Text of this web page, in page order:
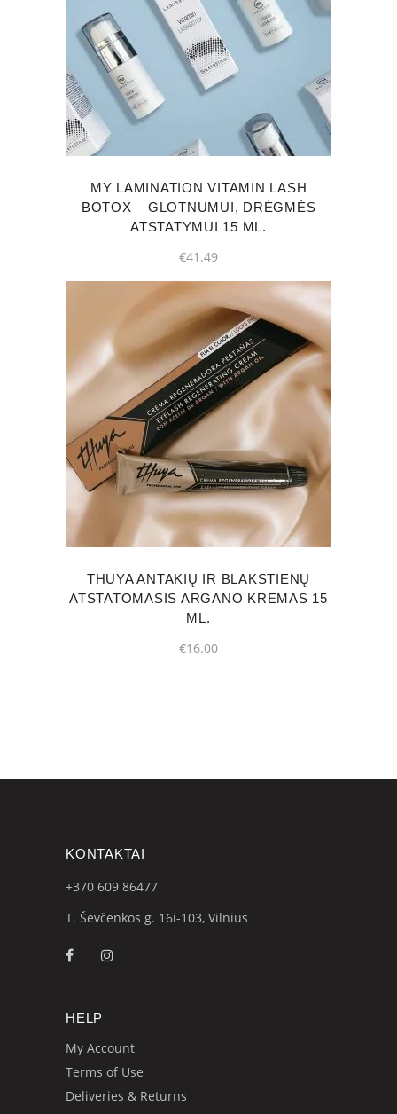
MY LAMINATION VITAMIN LASH
BOTOX – GLOTNUMUI, DRĖGMĖS
ATSTATYMUI 15 ML.
€41.49
THUYA ANTAKIŲ IR BLAKSTIENŲ
ATSTATOMASIS ARGANO KREMAS 15
ML.
€16.00
KONTAKTAI
+370 609 86477
T. Ševčenkos g. 16i-103, Vilnius
HELP
My Account
Terms of Use
Deliveries & Returns